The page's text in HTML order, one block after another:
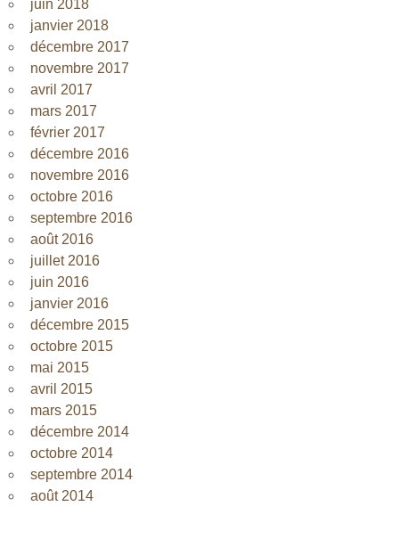
juin 2018
janvier 2018
décembre 2017
novembre 2017
avril 2017
mars 2017
février 2017
décembre 2016
novembre 2016
octobre 2016
septembre 2016
août 2016
juillet 2016
juin 2016
janvier 2016
décembre 2015
octobre 2015
mai 2015
avril 2015
mars 2015
décembre 2014
octobre 2014
septembre 2014
août 2014